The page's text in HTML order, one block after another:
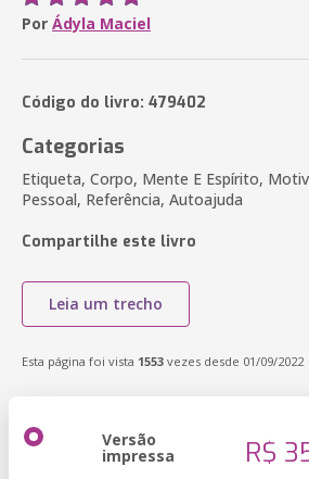
Por Ádyla Maciel
Código do livro: 479402
Categorias
Etiqueta, Corpo, Mente E Espírito,
Pessoal, Referência, Autoajuda
Compartilhe este livro
Leia um trecho
Esta página foi vista 1553 vezes desde 01/09/2022
Versão
impressa R$